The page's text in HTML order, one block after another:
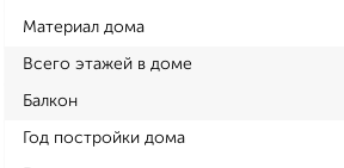
Материал дома
Всего этажей в доме
Балкон
Год постройки дома